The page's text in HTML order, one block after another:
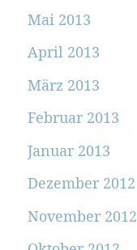
Mai 2013
April 2013
März 2013
Februar 2013
Januar 2013
Dezember 2012
November 2012